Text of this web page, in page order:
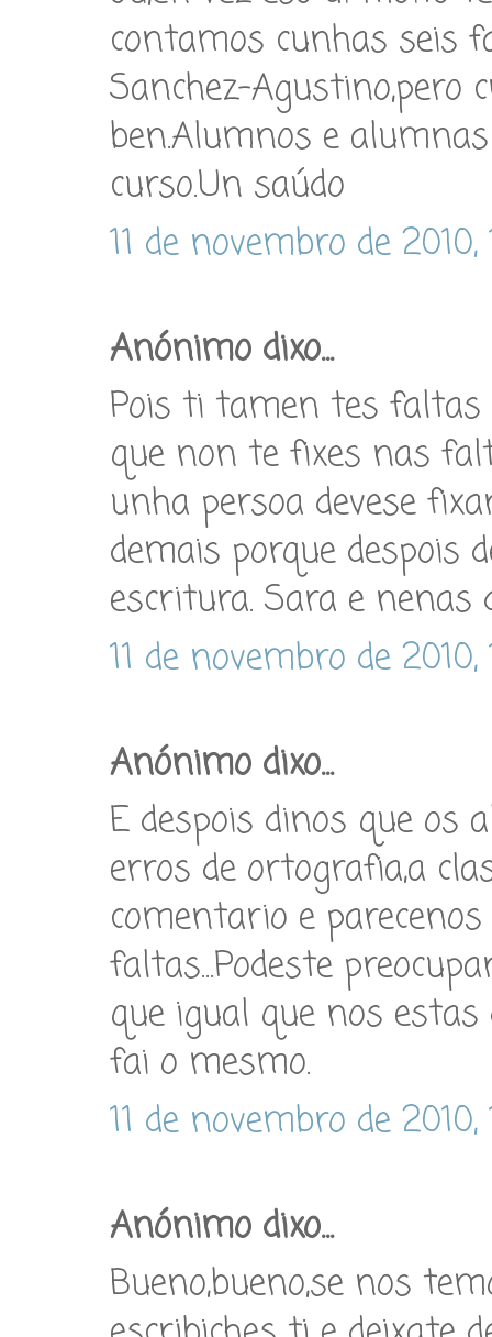
contamos cunhas seis
Sanchez-Agustino,pero
ben.Alumnos e alumnas
curso.Un saúdo
11 de novembro de 2010,
Anónimo dixo...
Pois ti tamen tes
que non te fixes nas
unha persoa devese
demais porque despois
escritura. Sara e nenas
11 de novembro de 2010,
Anónimo dixo...
E despois dinos que os
erros de ortografia,a
comentario e
faltas...Podeste
que igual que nos
fai o mesmo.
11 de novembro de 2010,
Anónimo dixo...
Bueno,bueno,se nos